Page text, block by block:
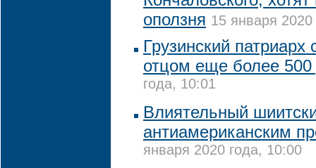
оползня 15 января
Грузинский патриарх
отцом еще более 500
года, 10:01
Влиятельный
антиамериканским
января 2020 года, 10:00